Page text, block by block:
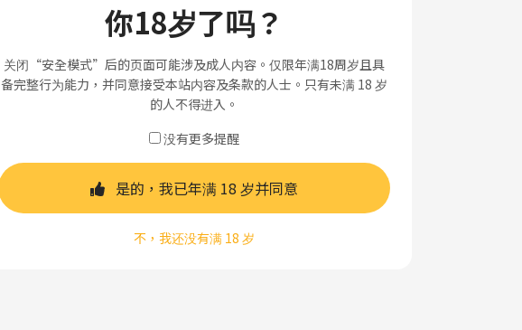
你18岁了吗？
关闭“安全模式”后的页面可能涉及成人内容。仅限年满18周岁且具
备完整行为能力，并同意接受本站内容及条款的人士。只有未满 18 岁
的人不得进入。
没有更多提醒
是的，我已年满 18 岁并同意
不，我还没有满 18 岁